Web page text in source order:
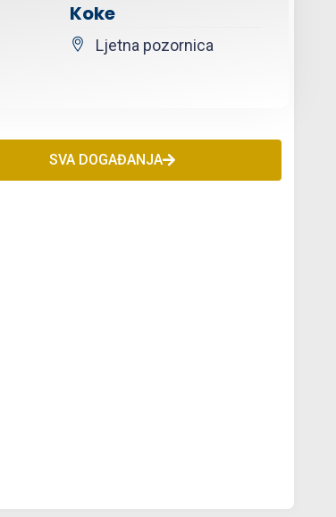
Koke
Ljetna pozornica
SVA DOGAĐANJA